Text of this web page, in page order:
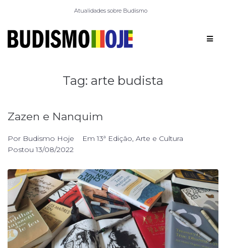
Atualidades sobre Budismo
Tag: arte budista
Zazen e Nanquim
Por Budismo Hoje Em13ª Edição, Arte e Cultura
Postou13/08/2022